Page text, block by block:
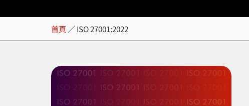
ISO 27001:2022
首頁 ／ISO 27001:2022